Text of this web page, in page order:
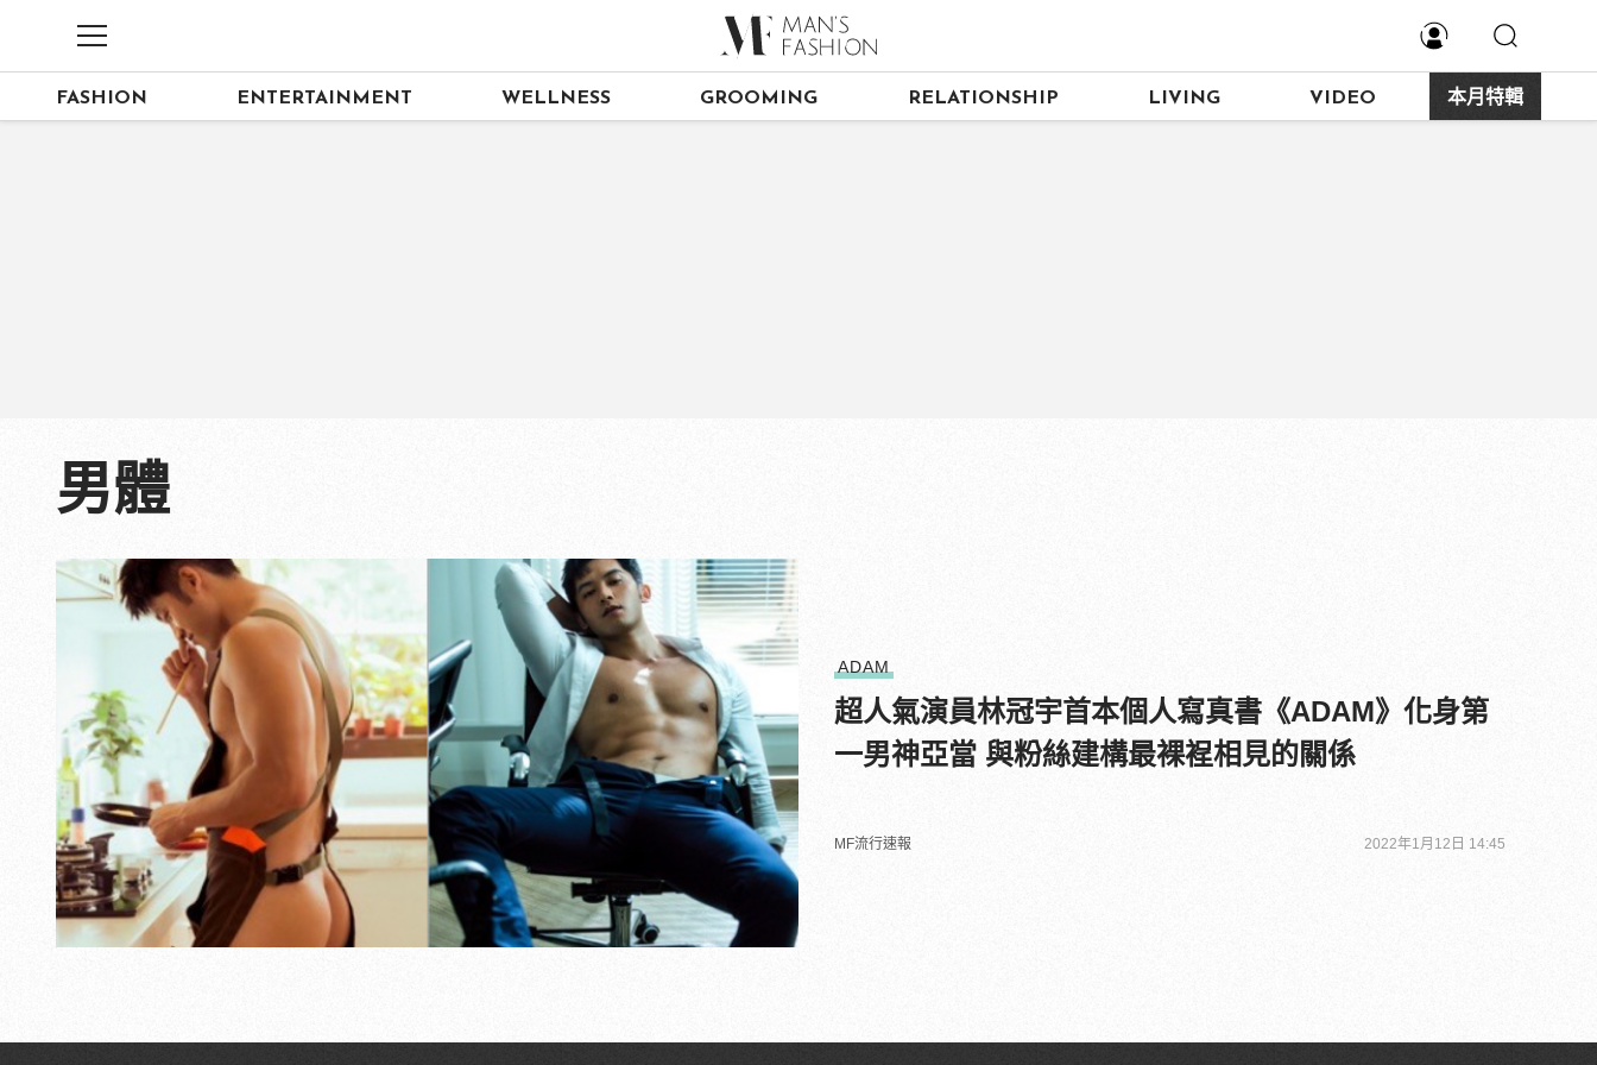
FASHION ENTERTAINMENT WELLNESS GROOMING RELATIONSHIP LIVING VIDEO 本月特輯
男體
ADAM
超人氣演員林冠宇首本個人寫真書《ADAM》化身第
一男神亞當 與粉絲建構最裸裎相見的關係
MF流行速報 2022年1月12日 14:45